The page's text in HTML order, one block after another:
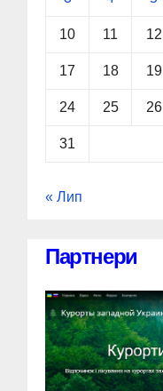
10 11 12
17 18 19
24 25 26
31
« Лип
Партнери